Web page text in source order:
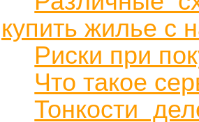
купить жилье с
Риски при
Что такое
Тонкости